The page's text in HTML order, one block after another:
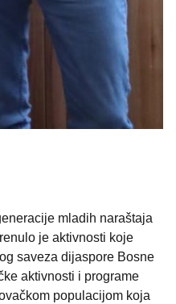
mladih naraštaja
je aktivnosti koje
saveza dijaspore Bosne
aktivnosti i programe
populacijom koja